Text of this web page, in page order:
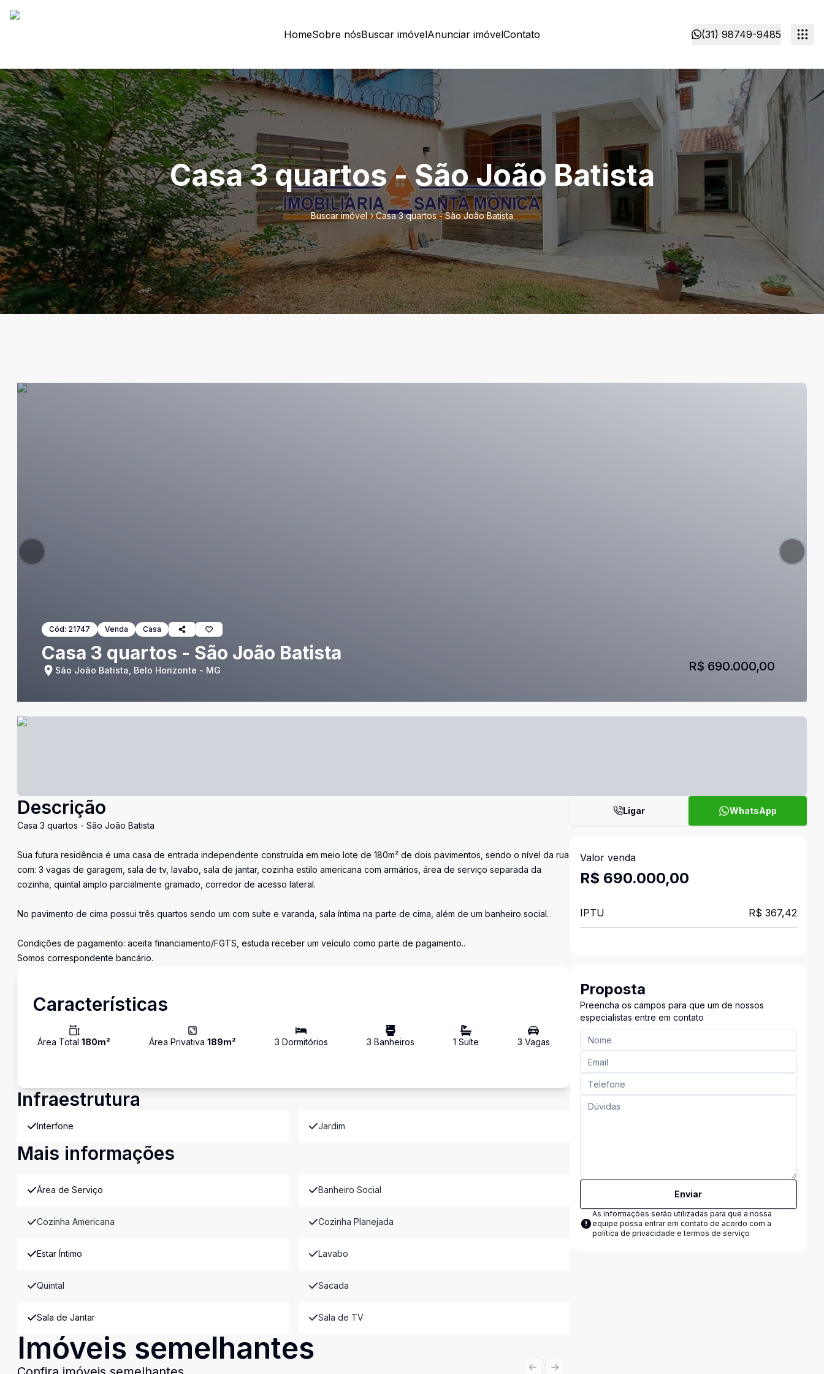
HomeSobre nósBuscar imóvelAnunciar imóvelContato (31) 98749-9485
Casa 3 quartos - São João Batista
Buscar imóvel Casa 3 quartos - São João Batista
Cód: 21747 Venda Casa
Casa 3 quartos - São João Batista
São João Batista, Belo Horizonte - MG R$ 690.000,00
Descrição
Casa 3 quartos - São João Batista
Sua futura residência é uma casa de entrada independente construída em meio lote de 180m² de dois pavimentos, sendo o nível da rua
com: 3 vagas de garagem, sala de tv, lavabo, sala de jantar, cozinha estilo americana com armários, área de serviço separada da
cozinha, quintal amplo parcialmente gramado, corredor de acesso lateral.
No pavimento de cima possui três quartos sendo um com suíte e varanda, sala íntima na parte de cima, além de um banheiro social.
Condições de pagamento: aceita financiamento/FGTS, estuda receber um veículo como parte de pagamento..
Somos correspondente bancário.
Características
Área Total 180m² Área Privativa 189m² 3 Dormitórios 3 Banheiros 1 Suíte 3 Vagas
Infraestrutura
Interfone Jardim
Mais informações
Área de Serviço Banheiro Social
Cozinha Americana Cozinha Planejada
Estar Íntimo Lavabo
Quintal Sacada
Sala de Jantar Sala de TV
Imóveis semelhantes
Ligar WhatsApp
Valor venda
R$ 690.000,00
IPTU R$ 367,42
Proposta
Preencha os campos para que um de nossos
especialistas entre em contato
Enviar
As informações serão utilizadas para que a nossa
equipe possa entrar em contato de acordo com a
política de privacidade e termos de serviço